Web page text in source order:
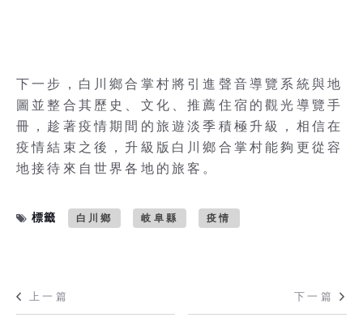
下一步，白川鄉合掌村將引進聲音導覽系統與地
圖並整合其歷史、文化、推薦住宿的觀光導覽手
冊，趁著疫情期間的旅遊淡季積極升級，相信在
疫情結束之後，升級版白川鄉合掌村能夠更從容
地接待來自世界各地的旅客。
標籤 白川鄉 岐阜縣 疫情
上一篇 下一篇